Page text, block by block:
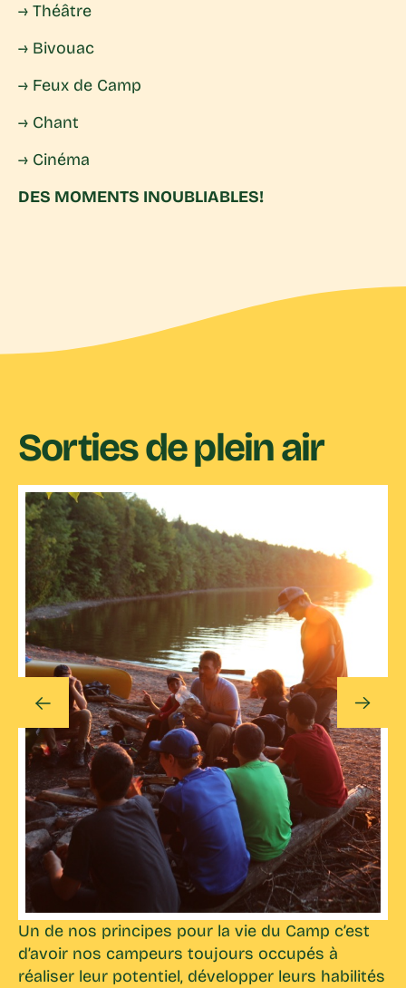
→ Théâtre
→ Bivouac
→ Feux de Camp
→ Chant
→ Cinéma
DES MOMENTS INOUBLIABLES!
Sorties de plein air
Un de nos principes pour la vie du Camp c’est
d’avoir nos campeurs toujours occupés à
réaliser leur potentiel, développer leurs habilités